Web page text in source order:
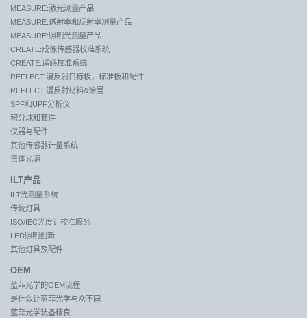
MEASURE:激光测量产品
MEASURE:透射率和反射率测量产品
MEASURE:照明光测量产品
CREATE:成像传感器校准系统
CREATE:遥感校准系统
REFLECT:漫反射目标板，标准板和配件
REFLECT:漫反射材料&涂层
SPF和UPF分析仪
积分球和套件
仪器与配件
其他传感器计量系统
黑体光源
ILT产品
ILT光测量系统
传统灯具
ISO/IEC光度计校准服务
LED照明创新
其他灯具及配件
OEM
蓝菲光学的OEM流程
是什么让蓝菲光学与众不同
蓝菲光学装备精良